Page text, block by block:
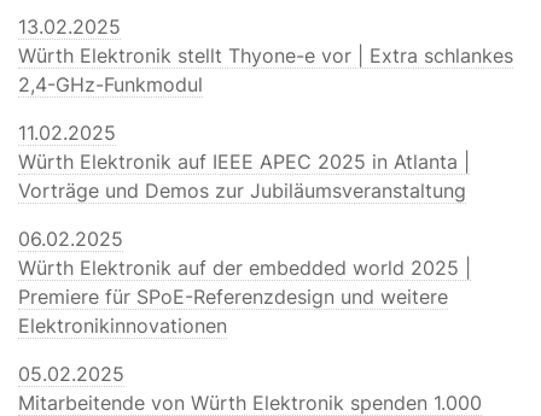
13.02.2025
Würth Elektronik stellt Thyone-e vor | Extra schlankes
2,4-GHz-Funkmodul
11.02.2025
Würth Elektronik auf IEEE APEC 2025 in Atlanta |
Vorträge und Demos zur Jubiläumsveranstaltung
06.02.2025
Würth Elektronik auf der embedded world 2025 |
Premiere für SPoE-Referenzdesign und weitere
Elektronikinnovationen
05.02.2025
Mitarbeitende von Würth Elektronik spenden 1.000